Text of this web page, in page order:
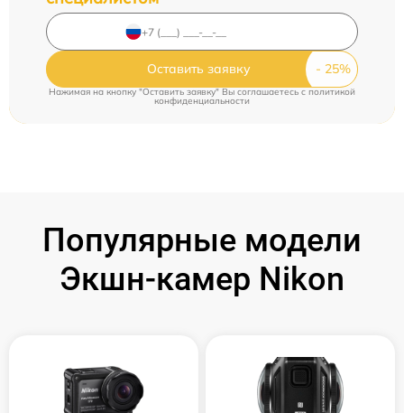
Оставить заявку
Нажимая на кнопку "Оставить заявку" Вы соглашаетесь cполитикой
конфиденциальности
Популярные модели
Экшн-камер Nikon